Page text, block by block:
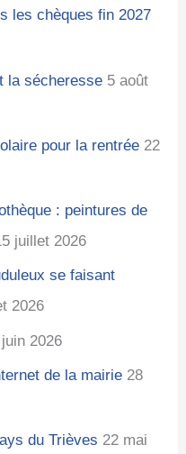
les chèques fin 2027
la sécheresse 5 août
pour la rentrée 22
: peintures de
juillet 2026
se faisant
2026
2026
de la mairie 28
du Trièves 22 mai